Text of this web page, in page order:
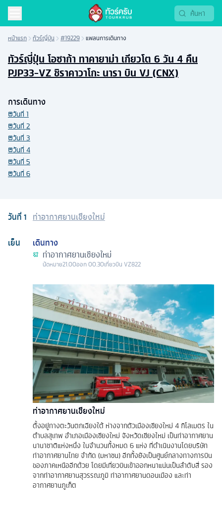
หน้าแรก ทัวร์ญี่ปุ่น #19229 แพลนการเดินทาง
ทัวร์ญี่ปุ่น โอซาก้า ทาคายาม่า เกียวโต 6 วัน 4 คืน
PJP33-VZ ชิราคาวาโกะ นารา บิน VJ (CNX)
วันที่1 ท่าอากาศยานเชียงใหม่
เย็น
เดินทาง
ท่าอากาศยานเชียงใหม่
นัดหมาย21.00ออก00.30เที่ยวบิน VZ822
ท่าอากาศยานเชียงใหม่
ตั้งอยู่ทางตะวันตกเฉียงใต้ ห่างจากตัวเมืองเชียงใหม่ 4 กิโลเมตร ใน
ตำบลสุเทพ อำเภอเมืองเชียงใหม่ จังหวัดเชียงใหม่ เป็นท่าอากาศยาน
นานาชาติแห่งหนึ่ง ในจำนวนทั้งหมด 6 แห่ง ที่ดำเนินงานโดยบริษัท
ท่าอากาศยานไทย จำกัด (มหาชน) อีกทั้งยังเป็นศูนย์กลางทางการบิน
ของภาคเหนืออีกด้วย โดยมีเที่ยวบินเข้าออกหนาแน่นเป็นลำดับสี่ รอง
จากท่าอากาศยานสุวรรณภูมิ ท่าอากาศยานดอนเมือง และท่า
อากาศยานภูเก็ต
การเดินทาง
วันที่ 1
วันที่ 2
วันที่ 3
วันที่ 4
วันที่ 5
วันที่ 6